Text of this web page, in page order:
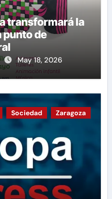
transformará la
punto de
May 18, 2026
Sociedad Zaragoza